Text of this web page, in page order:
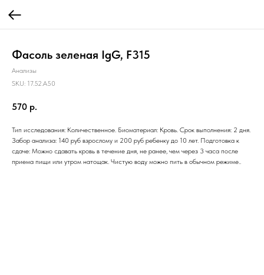
Фасоль зеленая IgG, F315
Анализы
SKU: 17.52.A50
570 р.
Тип исследования: Количественное. Биоматериал: Кровь. Срок выполнения: 2 дня.
Забор анализа: 140 руб взрослому и 200 руб ребенку до 10 лет. Подготовка к
сдаче: Можно сдавать кровь в течение дня, не ранее, чем через 3 часа после
приема пищи или утром натощак. Чистую воду можно пить в обычном режиме..